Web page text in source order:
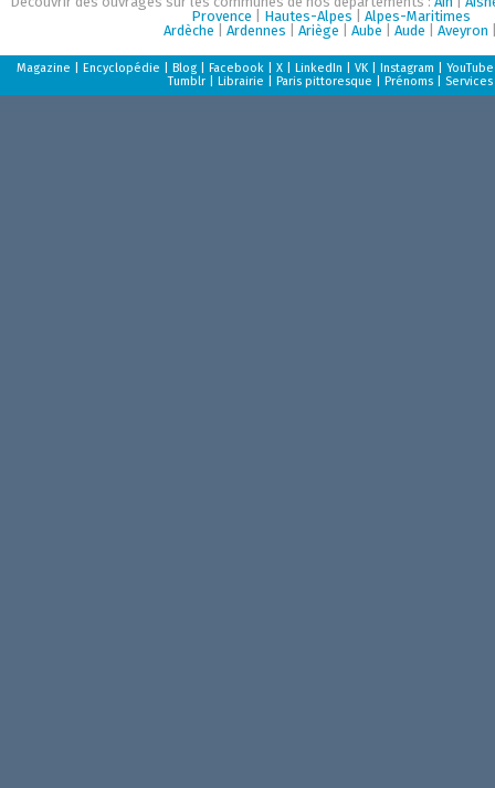
Provence
Hautes-Alpes
Alpes-Maritimes
Ardèche |Ardennes |Ariège |Aube |Aude |Aveyron
Magazine |Encyclopédie |Blog |Facebook |X |LinkedIn |VK |Instagram |YouTube
Tumblr |Librairie |Paris pittoresque |Prénoms Services